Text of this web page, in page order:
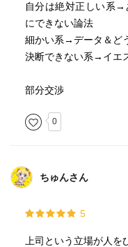
自分は絶対正しい系→
にできない論法
細かい系→データ＆ど
決断できない系→イエ
部分交渉
0
ちゅんさん
5
上司という立場が人